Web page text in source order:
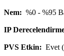
Nem: %0 - %95
IP
PVS Etkin: Evet